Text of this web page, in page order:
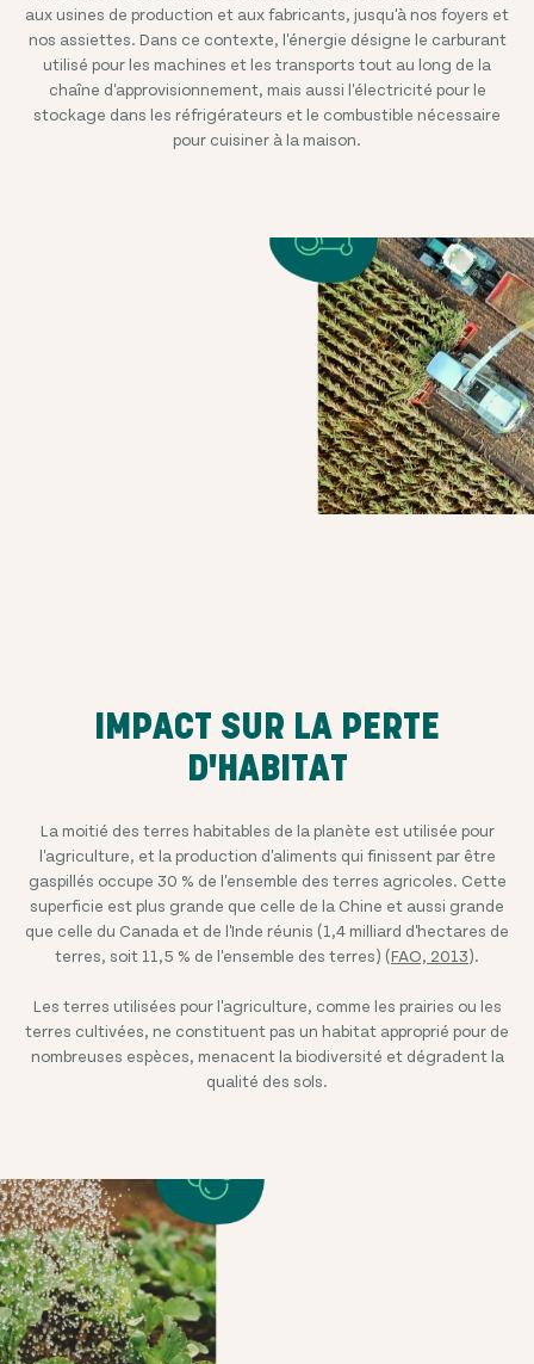
aux usines de production et aux fabricants, jusqu'à nos foyers et
nos assiettes. Dans ce contexte, l'énergie désigne le carburant
utilisé pour les machines et les transports tout au long de la
chaîne d'approvisionnement, mais aussi l'électricité pour le
stockage dans les réfrigérateurs et le combustible nécessaire
pour cuisiner à la maison.
IMPACT SUR LA PERTE
D'HABITAT
La moitié des terres habitables de la planète est utilisée pour
l'agriculture, et la production d'aliments qui finissent par être
gaspillés occupe 30 % de l'ensemble des terres agricoles. Cette
superficie est plus grande que celle de la Chine et aussi grande
que celle du Canada et de l'Inde réunis (1,4 milliard d'hectares de
terres, soit 11,5 % de l'ensemble des terres) (FAO, 2013).
Les terres utilisées pour l'agriculture, comme les prairies ou les
terres cultivées, ne constituent pas un habitat approprié pour de
nombreuses espèces, menacent la biodiversité et dégradent la
qualité des sols.